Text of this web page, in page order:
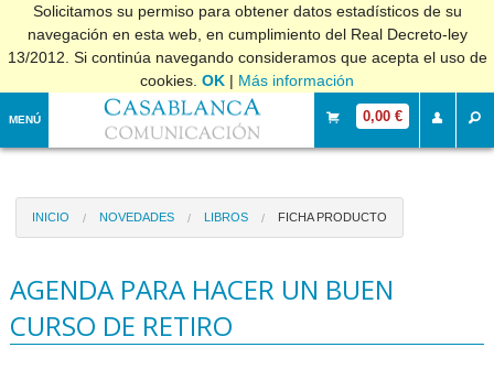
Solicitamos su permiso para obtener datos estadísticos de su
navegación en esta web, en cumplimiento del Real Decreto-ley
13/2012. Si continúa navegando consideramos que acepta el uso de
cookies. OK | Más información
MENÚ 0,00 €
INICIO NOVEDADES LIBROS FICHA PRODUCTO
AGENDA PARA HACER UN BUEN
CURSO DE RETIRO